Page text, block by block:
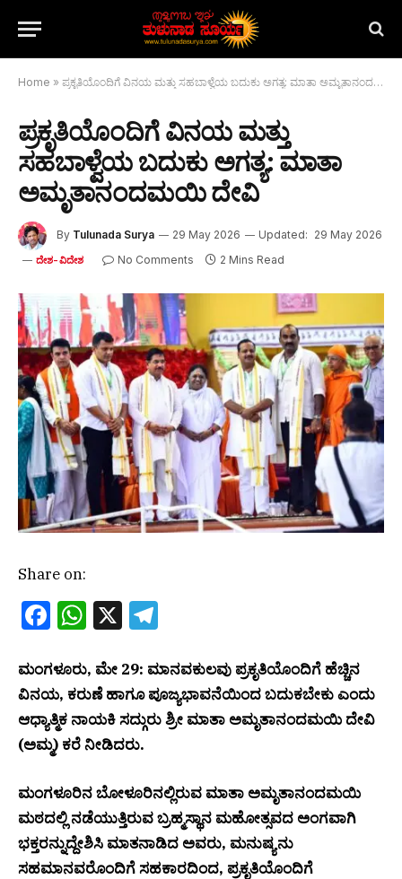
Home » ಪ್ರಕೃತಿಯೊಂದಿಗೆ ವಿನಯ ಮತ್ತು ಸಹಬಾಳ್ವೆಯ ಬದುಕು ಅಗತ್ಯ: ಮಾತಾ ಅಮೃತಾನಂದಮಯಿ ದೇವಿ
ಪ್ರಕೃತಿಯೊಂದಿಗೆ ವಿನಯ ಮತ್ತು
ಸಹಬಾಳ್ವೆಯ ಬದುಕು ಅಗತ್ಯ: ಮಾತಾ
ಅಮೃತಾನಂದಮಯಿ ದೇವಿ
By Tulunada Surya 29 May 2026 Updated: 29 May 2026
ದೇಶ-ವಿದೇಶ No Comments 2 Mins Read
Share on:
Facebook
WhatsApp
X
ಮಂಗಳೂರು, ಮೇ 29: ಮಾನವಕುಲವು ಪ್ರಕೃತಿಯೊಂದಿಗೆ ಹೆಚ್ಚಿನ
ವಿನಯ, ಕರುಣೆ ಹಾಗೂ ಪೂಜ್ಯಭಾವನೆಯಿಂದ ಬದುಕಬೇಕು ಎಂದು
ಆಧ್ಯಾತ್ಮಿಕ ನಾಯಕಿ ಸದ್ಗುರು ಶ್ರೀ ಮಾತಾ ಅಮೃತಾನಂದಮಯಿ ದೇವಿ
(ಅಮ್ಮ) ಕರೆ ನೀಡಿದರು.
ಮಂಗಳೂರಿನ ಬೋಳೂರಿನಲ್ಲಿರುವ ಮಾತಾ ಅಮೃತಾನಂದಮಯಿ
ಮಠದಲ್ಲಿ ನಡೆಯುತ್ತಿರುವ ಬ್ರಹ್ಮಸ್ಥಾನ ಮಹೋತ್ಸವದ ಅಂಗವಾಗಿ
ಭಕ್ತರನ್ನುದ್ದೇಶಿಸಿ ಮಾತನಾಡಿದ ಅವರು, ಮನುಷ್ಯನು
ಸಹಮಾನವರೊಂದಿಗೆ ಸಹಕಾರದಿಂದ, ಪ್ರಕೃತಿಯೊಂದಿಗೆ